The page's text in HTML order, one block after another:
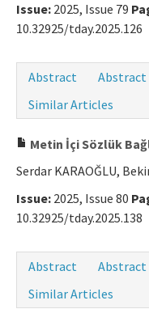
Issue: 2025, Issue 79
10.32925/tday.2025.126
Abstract
Abstract
Similar Articles
Metin İçi Sözlük
Serdar KARAOĞLU,
Issue: 2025, Issue 80
10.32925/tday.2025.138
Abstract
Abstract
Similar Articles